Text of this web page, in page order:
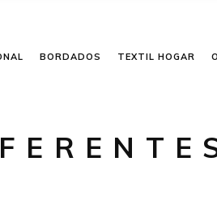
BORDADOS TEXTIL HOGAR